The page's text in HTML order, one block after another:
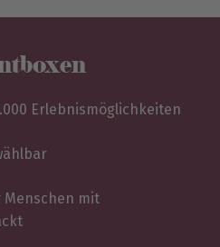
Erlebnismöglichkeiten
mit